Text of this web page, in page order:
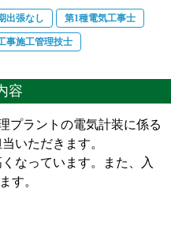
出張なし 第1種電気工事士
事施工管理技士
容
プラントの電気計装に係る
いただきます。
なっています。また、入
す。